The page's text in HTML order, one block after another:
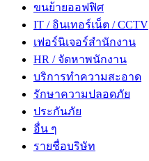
ขนย้ายออฟฟิศ
IT / อินเทอร์เน็ต / CCTV
เฟอร์นิเจอร์สำนักงาน
HR / จัดหาพนักงาน
บริการทำความสะอาด
รักษาความปลอดภัย
ประกันภัย
อื่น ๆ
รายชื่อบริษัท